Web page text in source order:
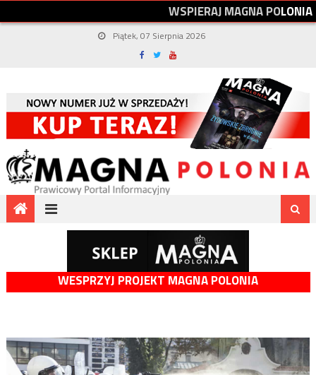
WSPIERAJMAGNAPOLONIA
Piątek, 07 Sierpnia 2026
WESPRZYJ PROJEKT MAGNA POLONIA